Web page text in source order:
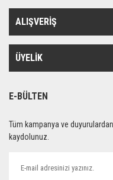
ALIŞVERİŞ
ÜYELİK
E-BÜLTEN
Tüm kampanya ve
kaydolunuz.